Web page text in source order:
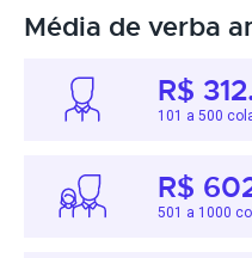
Média de verba
R$
101 a 500
R$
501 a 1000